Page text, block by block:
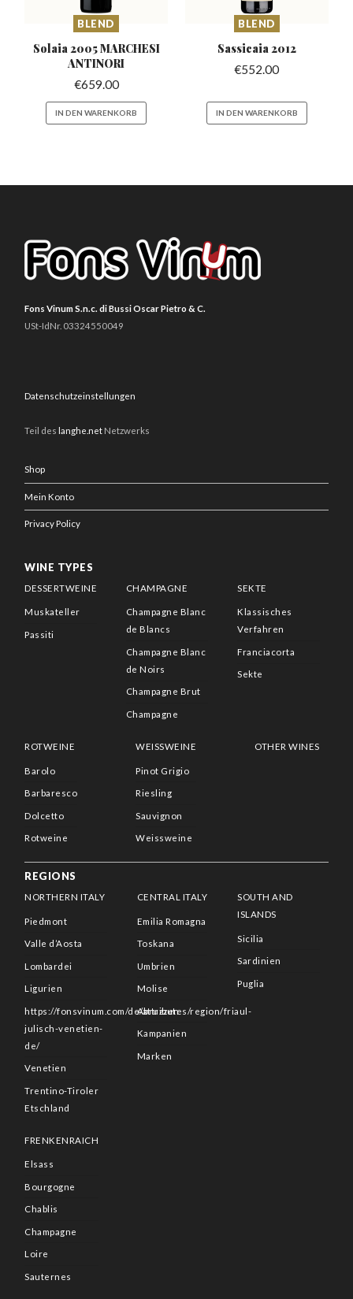
BLEND
Solaia 2005 MARCHESI
ANTINORI
€659.00
IN DEN WARENKORB
BLEND
Sassicaia 2012
€552.00
IN DEN WARENKORB
Fons Vinum S.n.c. di Bussi Oscar Pietro & C.
USt-IdNr. 03324550049
Datenschutzeinstellungen
Teil deslanghe.net Netzwerks
Shop
Mein Konto
Privacy Policy
WINE TYPES
DESSERTWEINE
Muskateller
Passiti
CHAMPAGNE
Champagne Blanc
de Blancs
Champagne Blanc
de Noirs
Champagne Brut
Champagne
SEKTE
Klassisches
Verfahren
Franciacorta
Sekte
ROTWEINE
Barolo
Barbaresco
Dolcetto
Rotweine
WEISSWEINE
Pinot Grigio
Riesling
Sauvignon
Weissweine
OTHER WINES
REGIONS
NORTHERN ITALY
Piedmont
Valle d’Aosta
Lombardei
Ligurien
https://fonsvinum.com/de/attributes/region/friaul-
julisch-venetien-
de/
Venetien
Trentino-Tiroler
Etschland
CENTRAL ITALY
Emilia Romagna
Toskana
Umbrien
Molise
Abruzzen
Kampanien
Marken
SOUTH AND
ISLANDS
Sicilia
Sardinien
Puglia
FRENKENRAICH
Elsass
Bourgogne
Chablis
Champagne
Loire
Sauternes